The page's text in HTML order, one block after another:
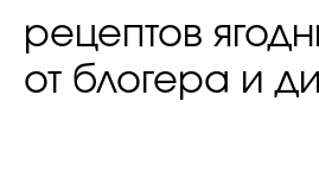
рецептов
от блогера и